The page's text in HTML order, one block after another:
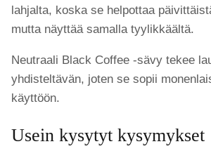
lahjalta, koska se helpottaa
mutta näyttää samalla tyylikkäältä.
Neutraali Black Coffee -sävy tekee
yhdisteltävän, joten se sopii
käyttöön.
Usein kysytyt kysymykset